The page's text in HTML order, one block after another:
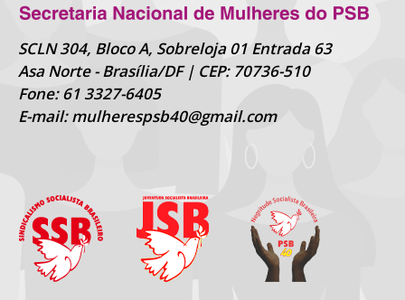
SCLN 304, Bloco A, Sobreloja 01 Entrada 63
Asa Norte - Brasília/DF | CEP: 70736-510
Fone: 61 3327-6405
E-mail: mulherespsb40@gmail.com